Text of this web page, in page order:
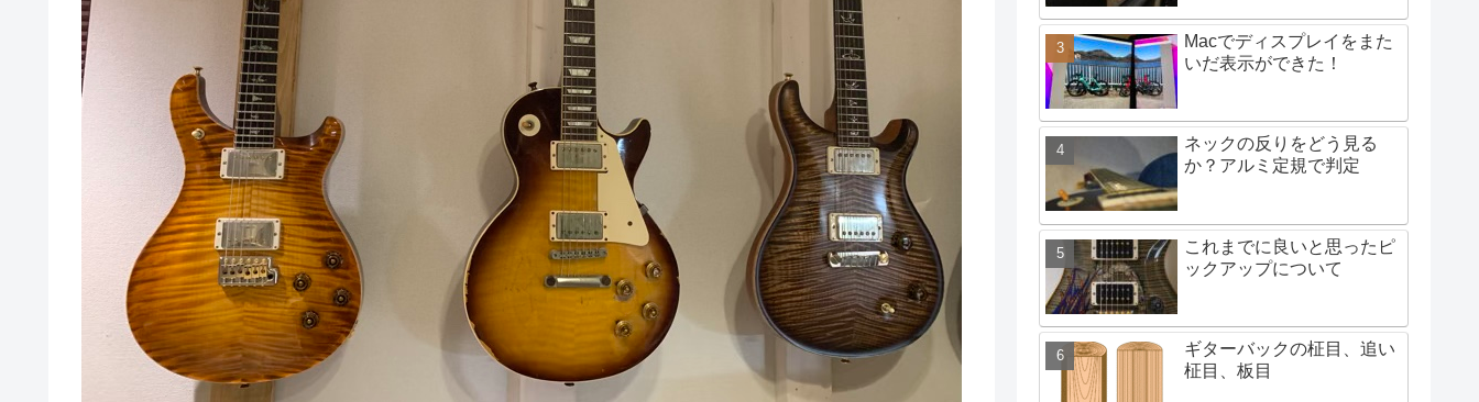
Macでディスプレイをまた
いだ表示ができた！
ネックの反りをどう見る
か？アルミ定規で判定
これまでに良いと思ったピ
ックアップについて
ギターバックの柾目、追い
柾目、板目